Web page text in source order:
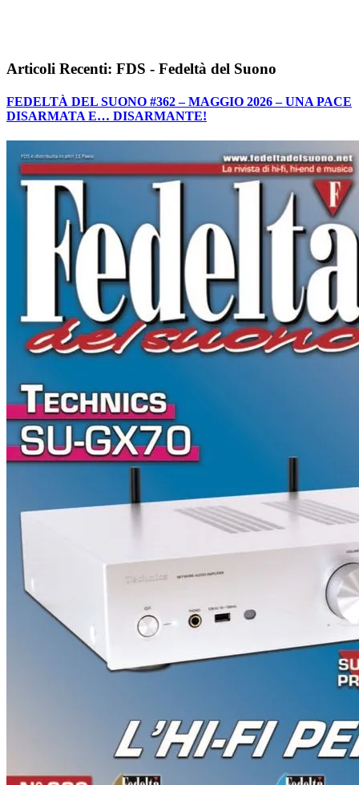
Articoli Recenti: FDS - Fedeltà del Suono
FEDELTÀ DEL SUONO #362 – MAGGIO 2026 – UNA PACE
DISARMATA E… DISARMANTE!